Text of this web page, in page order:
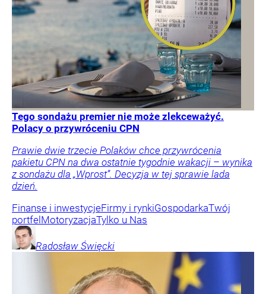
Tego sondażu premier nie może zlekceważyć.
Polacy o przywróceniu CPN
Prawie dwie trzecie Polaków chce przywrócenia
pakietu CPN na dwa ostatnie tygodnie wakacji – wynika
z sondażu dla „Wprost”. Decyzja w tej sprawie lada
dzień.
Finanse i inwestycjeFirmy i rynkiGospodarkaTwój
portfel MotoryzacjaTylko u Nas
Radosław Święcki